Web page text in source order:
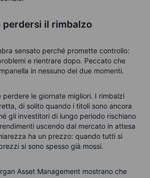
perdersi il rimbalzo
sensato perché promette controllo:
e rientrare dopo. Peccato che
in nessuno dei due momenti.
perdere le giornate migliori. I rimbalzi
di solito quando i titoli sono ancora
gli investitori di lungo periodo rischiano
uscendo dal mercato in attesa
ha un prezzo: quando tutti si
si sono spesso già mossi.
Asset Management mostrano che